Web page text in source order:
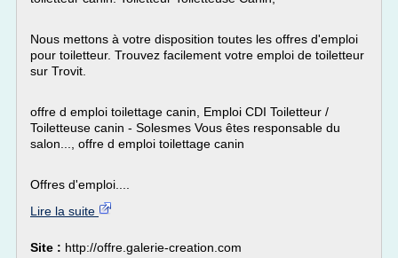
Nous mettons à votre disposition toutes les offres d'emploi
pour toiletteur. Trouvez facilement votre emploi de toiletteur
sur Trovit.
offre d emploi toilettage canin, Emploi CDI Toiletteur /
Toiletteuse canin - Solesmes Vous êtes responsable du
salon..., offre d emploi toilettage canin
Offres d'emploi....
Lire la suite
Site : http://offre.galerie-creation.com